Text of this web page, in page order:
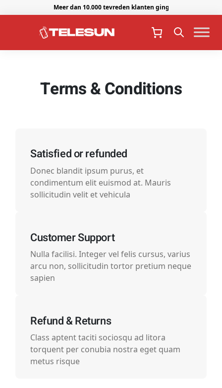
Meer dan 10.000 tevreden klanten gingen je voor.
Terms & Conditions
Satisfied or refunded
Donec blandit ipsum purus, et
condimentum elit euismod at. Mauris
sollicitudin velit et vehicula
Customer Support
Nulla facilisi. Integer vel felis cursus, varius
arcu non, sollicitudin tortor pretium neque
sapien
Refund & Returns
Class aptent taciti sociosqu ad litora
torquent per conubia nostra eget quam
metus risque